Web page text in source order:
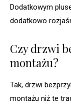
Dodatkowym
dodatkowo
Czy drzwi
montażu?
Tak, drzwi
montażu niż te